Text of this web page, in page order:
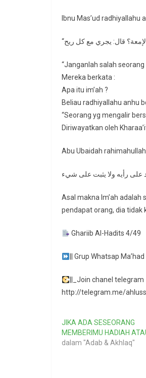
Ibnu Mas’ud radhiyallahu
“Janganlah salah seorang
Mereka berkata :
Apa itu im’ah ?
Beliau radhiyallahu anhu
“Seorang yg mengalir
Diriwayatkan oleh
Abu Ubaidah
Asal makna Im’ah
pendapat orang, dia tidak
Ghariib Al-Hadits 4/49
|| Grup Whatsap
||_Join chanel telegram
http://telegram.me/
JIKA ADA SESEORANG
MEMBERIMU HADIAH
dalam "Adab & Akhlaq"